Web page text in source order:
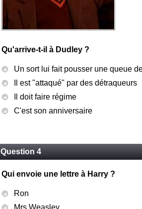
Qu'arrive-t-il à Dudley ?
Un sort lui fait pousser une queue
Il est "attaqué" par des détraqueurs
Il doit faire régime
C'est son anniversaire
Question 4
Qui envoie une lettre à Harry ?
Ron
Mrs Weasley